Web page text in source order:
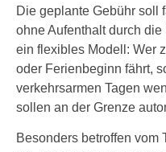
Die geplante Gebühr soll
ohne Aufenthalt durch
ein flexibles Modell: Wer
oder Ferienbeginn fährt,
verkehrsarmen Tagen
sollen an der Grenze
Besonders betroffen vom